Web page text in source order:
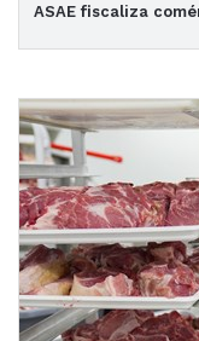
ASAE fiscaliza